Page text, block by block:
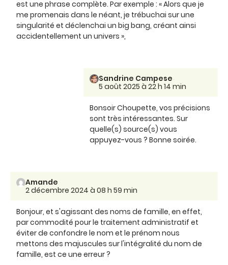
est une phrase complète. Par exemple : « Alors que je
me promenais dans le néant, je trébuchai sur une
singularité et déclenchai un big bang, créant ainsi
accidentellement un univers »,
Sandrine Campese
5 août 2025 à 22 h 14 min
Bonsoir Choupette, vos précisions
sont très intéressantes. Sur
quelle(s) source(s) vous
appuyez-vous ? Bonne soirée.
Amande
2 décembre 2024 à 08 h 59 min
Bonjour, et s'agissant des noms de famille, en effet,
par commodité pour le traitement administratif et
éviter de confondre le nom et le prénom nous
mettons des majuscules sur l'intégralité du nom de
famille, est ce une erreur ?